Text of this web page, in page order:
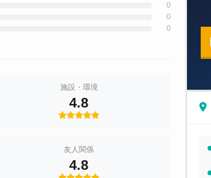
0
0
0
施設・環境
4.8
友人関係
4.8